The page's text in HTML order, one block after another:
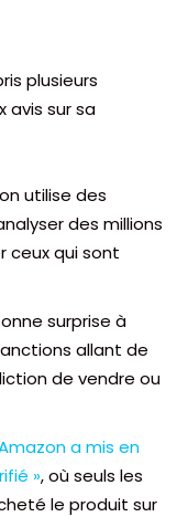
plusieurs
avis sur sa
utilise des
des millions
ceux qui sont
surprise à
allant de
de vendre ou
a mis en
», où seuls les
le produit sur